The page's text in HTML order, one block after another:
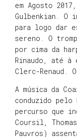
em Agosto
Gulbenkian. O
para logo dar
sereno. O
por cima da
Rinaudo, até à
Clerc-Renaud.
A música da
conduzido pelo
percurso que
Coursil,
Pauvros)